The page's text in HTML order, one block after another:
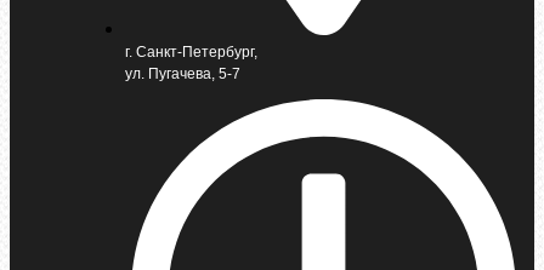
г. Санкт-Петербург,
ул. Пугачева, 5-7